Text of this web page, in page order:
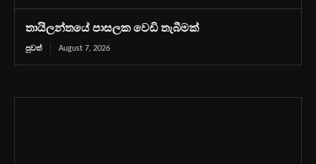
තායිලන්තයේ පාසලක වෙඩි තැබීමක්
පුවත් August 7, 2026